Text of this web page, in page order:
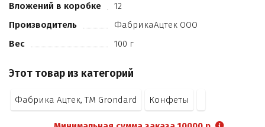
зеленый S
ароматизатор. Может содержать следы арахиса.
которые могут оказывать отрицательное влияние на
Вложений в коробке
12
Производитель
ФабрикаАцтек ООО
Вес
100 г
Этот товар из категорий
Фабрика Ацтек, ТМ Grondard Конфеты